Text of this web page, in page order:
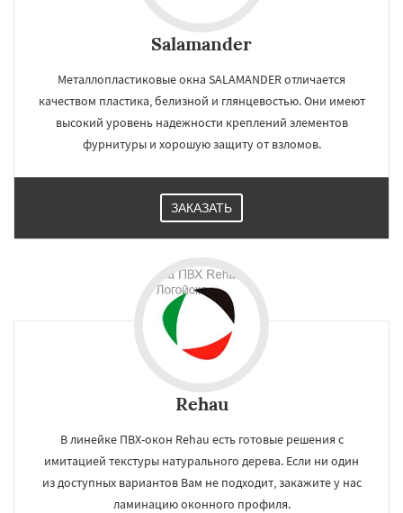
Salamander
Металлопластиковые окна SALAMANDER отличается
качеством пластика, белизной и глянцевостью. Они имеют
высокий уровень надежности креплений элементов
фурнитуры и хорошую защиту от взломов.
ЗАКАЗАТЬ
Rehau
В линейке ПВХ-окон Rehau есть готовые решения с
имитацией текстуры натурального дерева. Если ни один
из доступных вариантов Вам не подходит, закажите у нас
ламинацию оконного профиля.